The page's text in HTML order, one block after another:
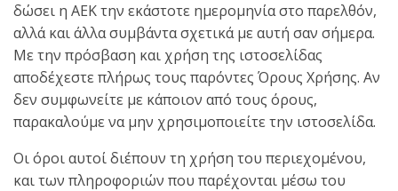
δώσει η ΑΕΚ την εκάστοτε ημερομηνία στο παρελθόν,
αλλά και άλλα συμβάντα σχετικά με αυτή σαν σήμερα.
Με την πρόσβαση και χρήση της ιστοσελίδας
αποδέχεστε πλήρως τους παρόντες Όρους Χρήσης. Αν
δεν συμφωνείτε με κάποιον από τους όρους,
παρακαλούμε να μην χρησιμοποιείτε την ιστοσελίδα.
Οι όροι αυτοί διέπουν τη χρήση του περιεχομένου,
και των πληροφοριών που παρέχονται μέσω του